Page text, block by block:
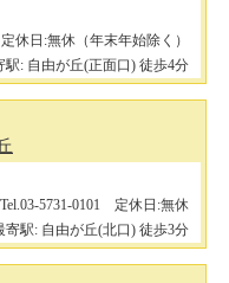
休日:無休（年末年始除く）
: 自由が丘(正面口) 徒歩4分
Tel.03-5731-0101 定休日:無休
駅: 自由が丘(北口) 徒歩3分